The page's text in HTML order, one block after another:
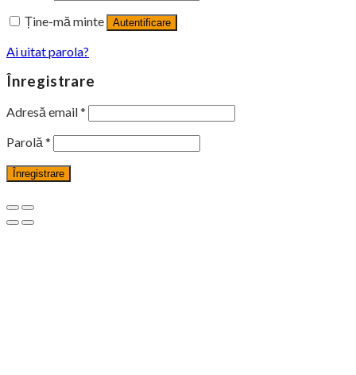
Ține-mă minte
Autentificare
Ai uitat parola?
Înregistrare
Adresă email*
Parolă *
Înregistrare